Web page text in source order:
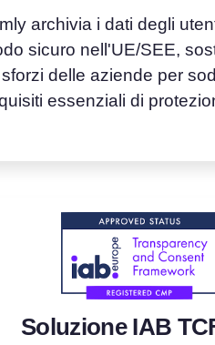
archivia i dati degli
sicuro nell'UE/SEE,
sforzi delle aziende per
essenziali di
Soluzione IAB